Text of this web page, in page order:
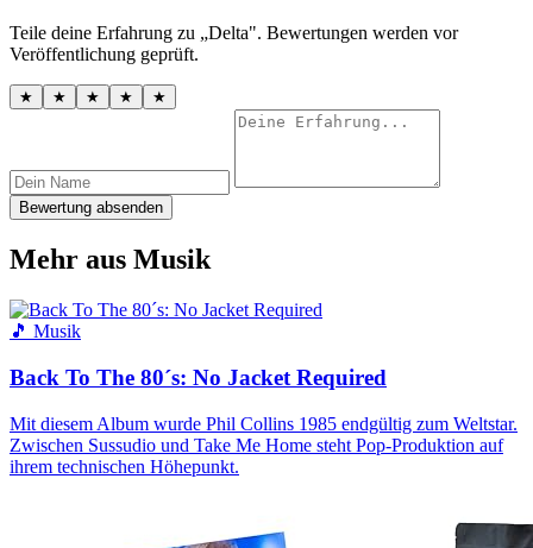
Teile deine Erfahrung zu „Delta". Bewertungen werden vor
Veröffentlichung geprüft.
★ ★ ★ ★ ★
Bewertung absenden
Mehr aus Musik
🎵 Musik
Back To The 80´s: No Jacket Required
Mit diesem Album wurde Phil Collins 1985 endgültig zum Weltstar.
Zwischen Sussudio und Take Me Home steht Pop-Produktion auf
ihrem technischen Höhepunkt.